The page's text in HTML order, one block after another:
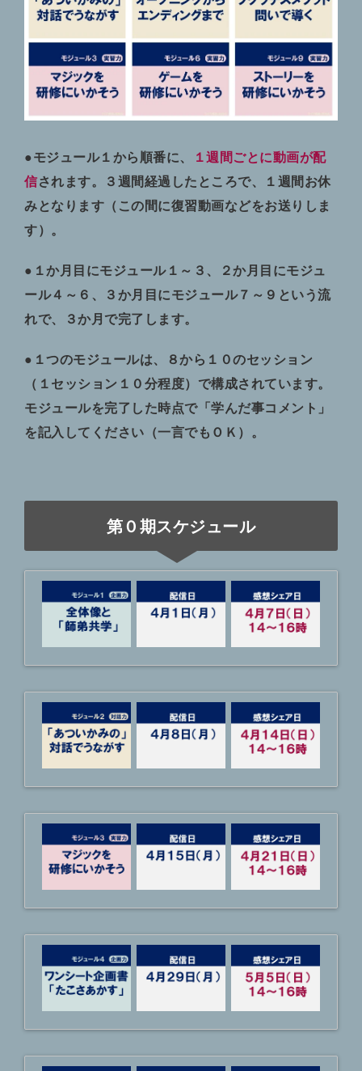
●モジュール１から順番に、
１週間ごとに動画が配
信されます。３週間経過したところで、１週間お休
みとなります（この間に復習動画などをお送りしま
す）。
●１か月目にモジュール１～３、２か月目にモジュ
ール４～６、３か月目にモジュール７～９という流
れで、３か月で完了します。
●１つのモジュールは、８から１０のセッション
（１セッション１０分程度）で構成されています。
モジュールを完了した時点で「学んだ事コメント」
を記入してください（一言でもＯＫ）。
第０期スケジュール